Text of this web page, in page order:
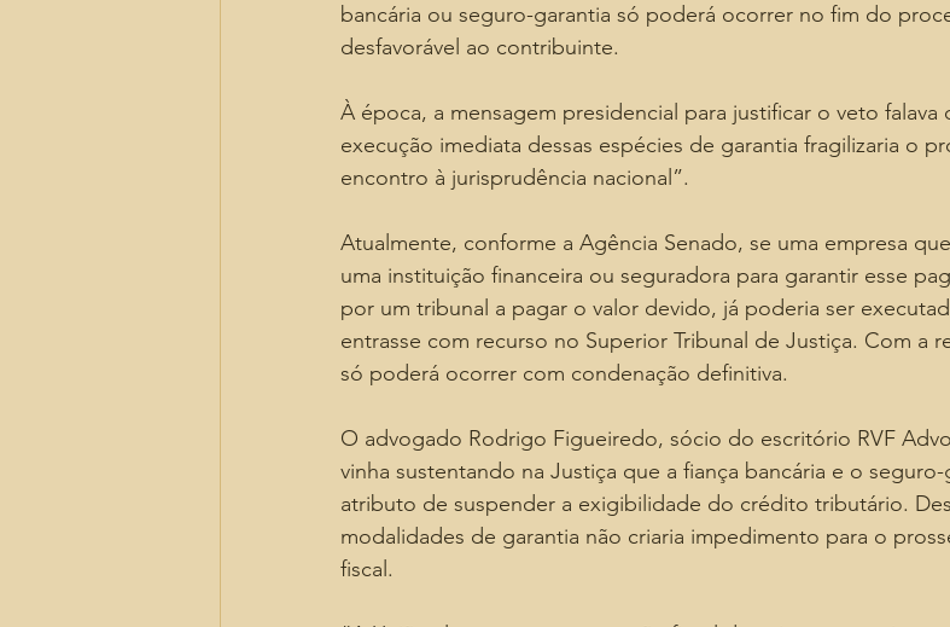
bancária ou seguro-garantia só poderá ocorrer no fim do
desfavorável ao contribuinte.
À época, a mensagem presidencial para justificar o veto
execução imediata dessas espécies de garantia fragilizaria o
encontro à jurisprudência nacional”.
Atualmente, conforme a Agência Senado, se uma empresa
uma instituição financeira ou seguradora para garantir esse
por um tribunal a pagar o valor devido, já poderia ser
entrasse com recurso no Superior Tribunal de Justiça. Com a
só poderá ocorrer com condenação definitiva.
O advogado Rodrigo Figueiredo, sócio do escritório RVF
vinha sustentando na Justiça que a fiança bancária e o
atributo de suspender a exigibilidade do crédito tributário.
modalidades de garantia não criaria impedimento para o
fiscal.